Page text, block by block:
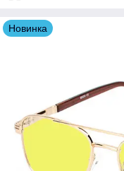
Новинка